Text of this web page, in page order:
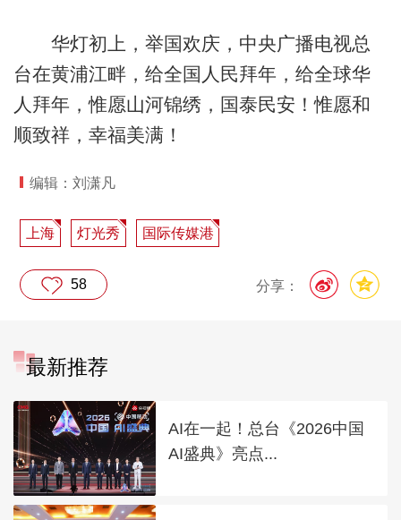
华灯初上，举国欢庆，中央广播电视总
台在黄浦江畔，给全国人民拜年，给全球华
人拜年，惟愿山河锦绣，国泰民安！惟愿和
顺致祥，幸福美满！
编辑：刘潇凡
上海 灯光秀 国际传媒港
分享：
58
最新推荐
AI在一起！总台《2026中国
AI盛典》亮点...